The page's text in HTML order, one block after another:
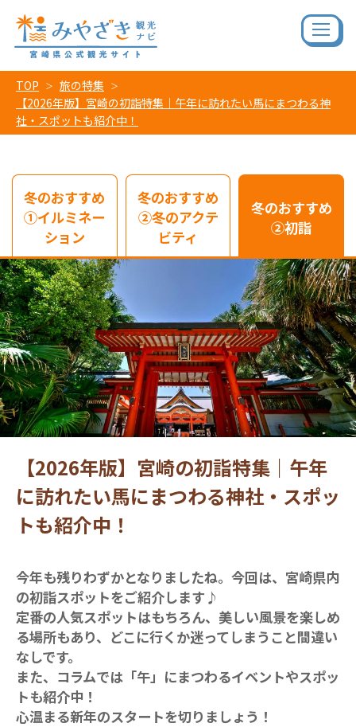
TOP
旅の特集
【2026年版】宮崎の初詣特集｜午年に訪れたい馬にまつわる神
社・スポットも紹介中！
冬のおすすめ
①イルミネー
ション
冬のおすすめ
②冬のアクテ
ビティ
冬のおすすめ
②初詣
【2026年版】宮崎の初詣特集｜午年
に訪れたい馬にまつわる神社・スポッ
トも紹介中！
今年も残りわずかとなりましたね。今回は、宮崎県内
の初詣スポットをご紹介します♪
定番の人気スポットはもちろん、美しい風景を楽しめ
る場所もあり、どこに行くか迷ってしまうこと間違い
なしです。
また、コラムでは「午」にまつわるイベントやスポッ
トも紹介中！
心温まる新年のスタートを切りましょう！